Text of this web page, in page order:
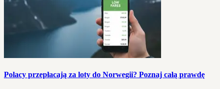
Polacy przepłacają za loty do Norwegii? Poznaj całą prawdę